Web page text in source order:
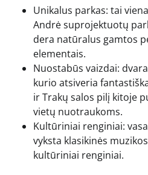
Unikalus parkas: tai
Andrė suprojektuotų
dera natūralus gamtos
elementais.
Nuostabūs vaizdai:
kurio atsiveria
ir Trakų salos pilį kitoje
vietų nuotraukoms.
Kultūriniai renginiai:
vyksta klasikinės
kultūriniai renginiai.